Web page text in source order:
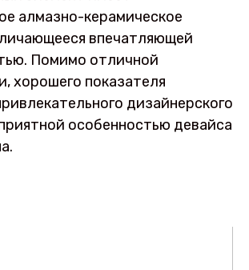
алмазно-керамическое
впечатляющей
Помимо отличной
хорошего показателя
дизайнерского
особенностью девайса